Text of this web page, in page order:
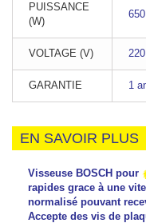
PUISSANCE
(W)
650
VOLTAGE (V) 220
GARANTIE 1
EN SAVOIR PLUS
Visseuse BOSCH pour
rapides grace à une
normalisé pouvant
Accepte des vis de